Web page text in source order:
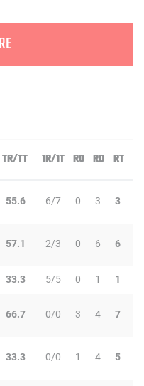
TR/TT 1R/1T RO RD RT PD
55.6 6/7 0 3 3
57.1 2/3 0 6 6
33.3 5/5 0 1 1
66.7 0/0 3 4 7
33.3 0/0 1 4 5